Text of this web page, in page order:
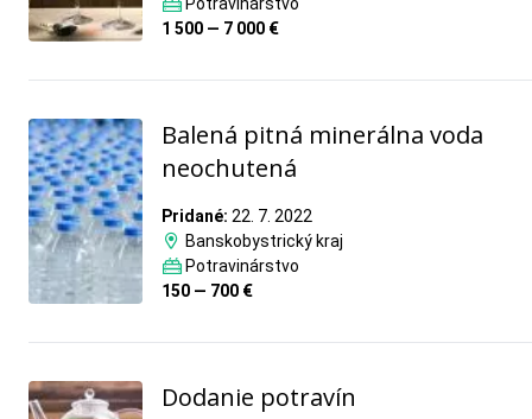
1 500 — 7 000 €
Balená pitná minerálna voda
neochutená
Pridané: 22. 7. 2022
Banskobystrický kraj
Potravinárstvo
150 — 700 €
Dodanie potravín